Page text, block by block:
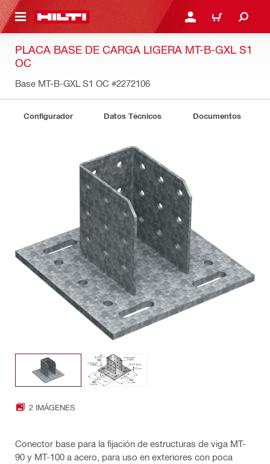
PRINCIPAL INICIE SESIÓN O
CARRITO
PLACA BASE DE CARGA LIGERA MT-B-GXL S1
OC
Base MT-B-GXL S1 OC #2272106
Configurador Datos Técnicos Documentos
2 IMÁGENES
Conector base para la fijación de estructuras de viga MT-
90 y MT-100 a acero, para uso en exteriores con poca